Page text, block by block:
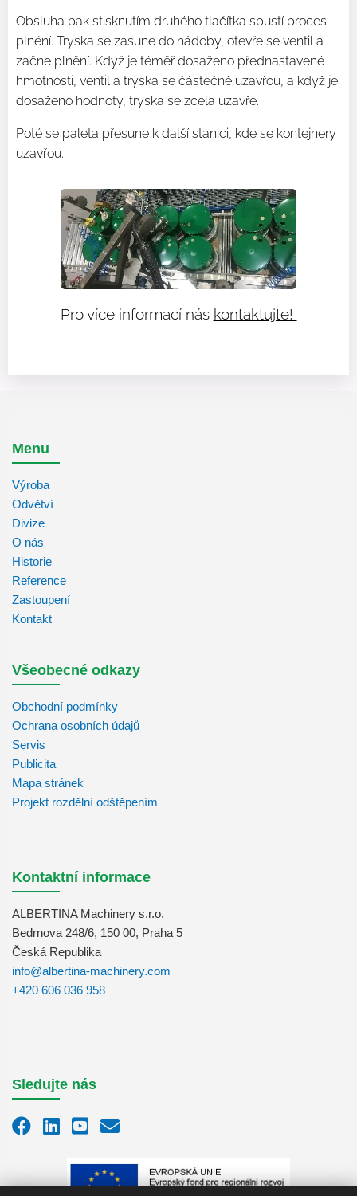
Obsluha pak stisknutím druhého tlačítka spustí proces
plnění. Tryska se zasune do nádoby, otevře se ventil a
začne plnění. Když je téměř dosaženo přednastavené
hmotnosti, ventil a tryska se částečně uzavřou, a když je
dosaženo hodnoty, tryska se zcela uzavře.
Poté se paleta přesune k další stanici, kde se kontejnery
uzavřou.
Pro více informací nás kontaktujte!
Menu
Výroba
Odvětví
Divize
O nás
Historie
Reference
Zastoupení
Kontakt
Všeobecné odkazy
Obchodní podmínky
Ochrana osobních údajů
Servis
Publicita
Mapa stránek
Projekt rozdělní odštěpením
Kontaktní informace
ALBERTINA Machinery s.r.o.
Bedrnova 248/6, 150 00, Praha 5
Česká Republika
info@albertina-machinery.com
+420 606 036 958
Sledujte nás